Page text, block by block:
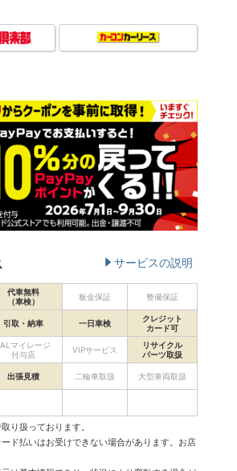
サービスの説明
代車無料
（車検）
板金保証 整備保証
引取・納車 一日車検
クレジット
カード可
マイレージ
付与店
VIPサービス
リサイクル
パーツ取扱
出張見積 二輪車取扱 大型車両取扱
り扱っております。
ド払いはお受けできない場合があります。お店